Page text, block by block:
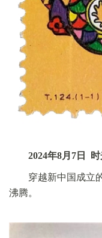
2024年8月7日
穿越新中国成立
沸腾。